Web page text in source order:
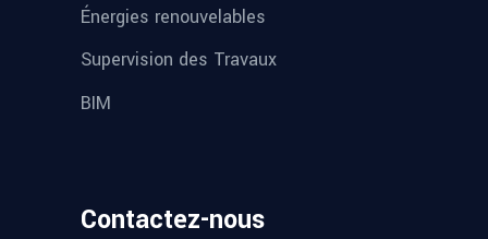
Énergies renouvelables
Supervision des Travaux
BIM
Contactez-nous